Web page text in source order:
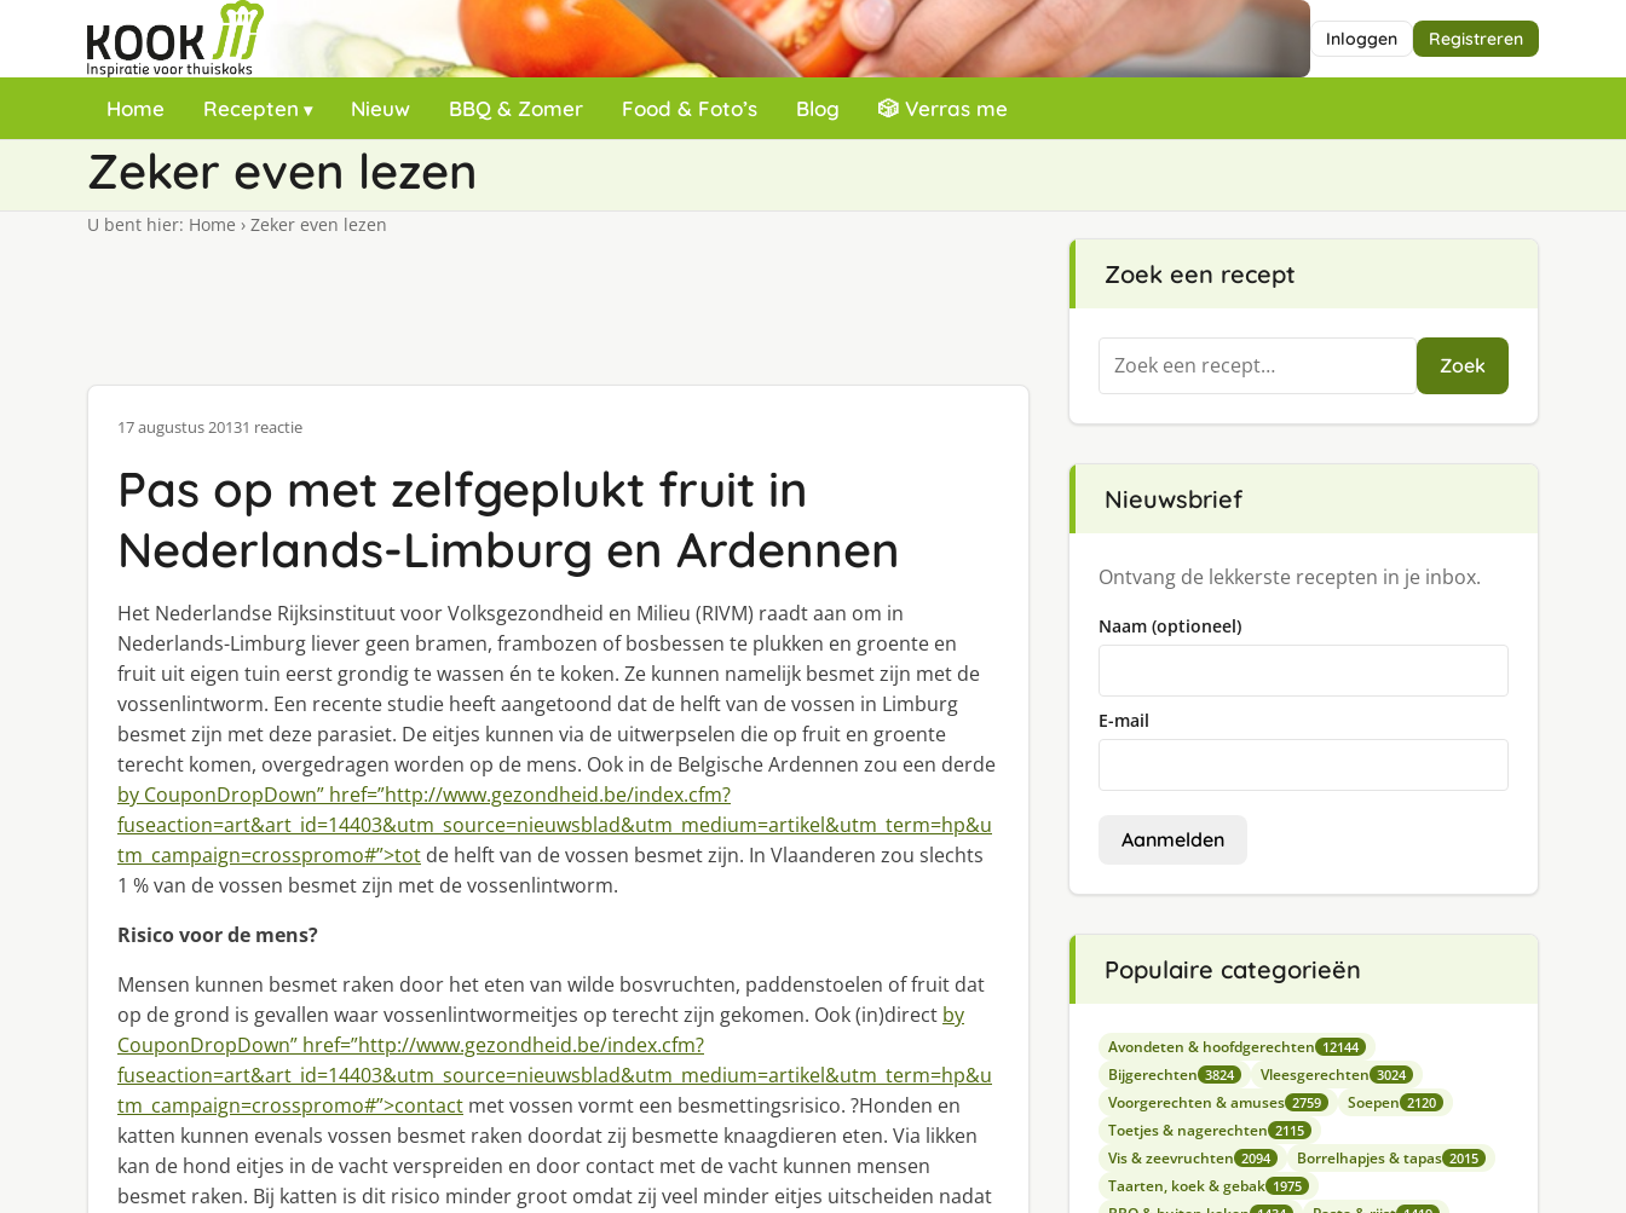
Inloggen Registreren
Home Recepten Nieuw BBQ & Zomer Food & Foto’s Blog 🎲 Verras me
Zeker even lezen
U bent hier: Home › Zeker even lezen
17 augustus 20131 reactie
Pas op met zelfgeplukt fruit in
Nederlands-Limburg en Ardennen
Het Nederlandse Rijksinstituut voor Volksgezondheid en Milieu (RIVM) raadt aan om in
Nederlands-Limburg liever geen bramen, frambozen of bosbessen te plukken en groente en
fruit uit eigen tuin eerst grondig te wassen én te koken. Ze kunnen namelijk besmet zijn met de
vossenlintworm. Een recente studie heeft aangetoond dat de helft van de vossen in Limburg
besmet zijn met deze parasiet. De eitjes kunnen via de uitwerpselen die op fruit en groente
terecht komen, overgedragen worden op de mens. Ook in de Belgische Ardennen zou een derde
by CouponDropDown” href=”http://www.gezondheid.be/index.cfm?
fuseaction=art&art_id=14403&utm_source=nieuwsblad&utm_medium=artikel&utm_term=hp&u
tm_campaign=crosspromo#”>tot de helft van de vossen besmet zijn. In Vlaanderen zou slechts
1 % van de vossen besmet zijn met de vossenlintworm.
Risico voor de mens?
Mensen kunnen besmet raken door het eten van wilde bosvruchten, paddenstoelen of fruit dat
op de grond is gevallen waar vossenlintwormeitjes op terecht zijn gekomen. Ook (in)direct by
CouponDropDown” href=”http://www.gezondheid.be/index.cfm?
fuseaction=art&art_id=14403&utm_source=nieuwsblad&utm_medium=artikel&utm_term=hp&u
tm_campaign=crosspromo#”>contact met vossen vormt een besmettingsrisico. ?Honden en
katten kunnen evenals vossen besmet raken doordat zij besmette knaagdieren eten. Via likken
kan de hond eitjes in de vacht verspreiden en door contact met de vacht kunnen mensen
besmet raken. Bij katten is dit risico minder groot omdat zij veel minder eitjes uitscheiden nadat
Zoek een recept
Zoeken
naar:
Zoek
Nieuwsbrief
Ontvang de lekkerste recepten in je inbox.
Naam (optioneel)
E-mail
Aanmelden
Populaire categorieën
Avondeten & hoofdgerechten 12144
Bijgerechten 3824 Vleesgerechten 3024
Voorgerechten & amuses 2759 Soepen 2120
Toetjes & nagerechten 2115
Vis & zeevruchten 2094 Borrelhapjes & tapas 2015
Taarten, koek & gebak 1975